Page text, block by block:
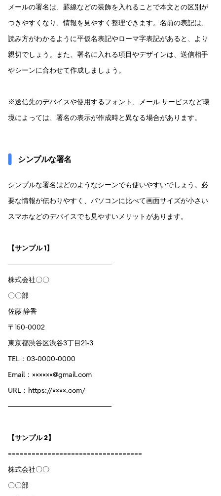
メールの署名は、罫線などの装飾を入れることで本文との区別が
つきやすくなり、情報を見やすく整理できます。名前の表記は、
読み方がわかるように平仮名表記やローマ字表記があると、より
親切でしょう。また、署名に入れる項目やデザインは、送信相手
やシーンに合わせて作成しましょう。
※送信先のデバイスや使用するフォント、メール サービスなど環
境によっては、署名の表示が作成時と異なる場合があります。
シンプルな署名
シンプルな署名はどのようなシーンでも使いやすいでしょう。必
要な情報が伝わりやすく、パソコンに比べて画面サイズが小さい
スマホなどのデバイスでも見やすいメリットがあります。
【サンプル 1】
─────────────────────
株式会社〇〇
〇〇部
佐藤 静香
〒150-0002
東京都渋谷区渋谷3丁目21-3
TEL：03-0000-0000
Email：××××××@gmail.com
URL：https://××××.com/
─────────────────────
【サンプル 2】
==================================
株式会社〇〇
〇〇部